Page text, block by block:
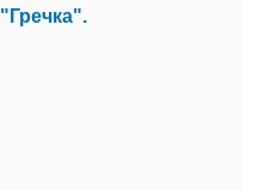
"Гречка".